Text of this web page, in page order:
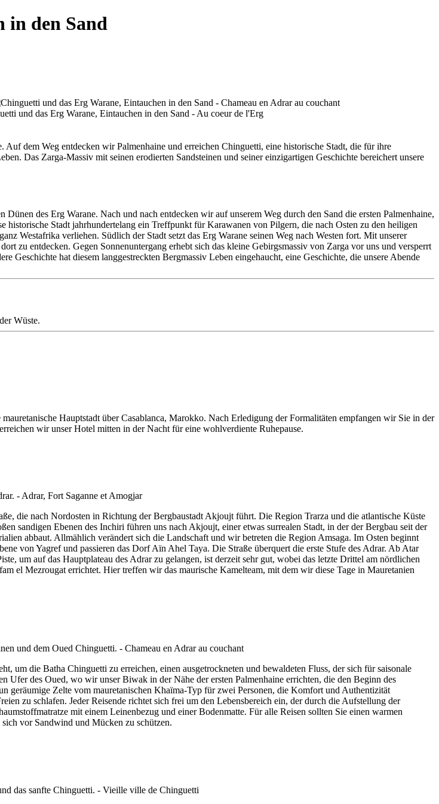
in den Sand
dem Weg entdecken wir Palmenhaine und erreichen Chinguetti, eine historische Stadt, die für ihre
Das Zarga-Massiv mit seinen erodierten Sandsteinen und seiner einzigartigen Geschichte bereichert unsere
des Erg Warane. Nach und nach entdecken wir auf unserem Weg durch den Sand die ersten Palmenhaine,
Stadt jahrhundertelang ein Treffpunkt für Karawanen von Pilgern, die nach Osten zu den heiligen
Westafrika verliehen. Südlich der Stadt setzt das Erg Warane seinen Weg nach Westen fort. Mit unserer
zu entdecken. Gegen Sonnenuntergang erhebt sich das kleine Gebirgsmassiv von Zarga vor uns und versperrt
Geschichte hat diesem langgestreckten Bergmassiv Leben eingehaucht, eine Geschichte, die unsere Abende
Wüste.
Hauptstadt über Casablanca, Marokko. Nach Erledigung der Formalitäten empfangen wir Sie in der
wir unser Hotel mitten in der Nacht für eine wohlverdiente Ruhepause.
die nach Nordosten in Richtung der Bergbaustadt Akjoujt führt. Die Region Trarza und die atlantische Küste
sandigen Ebenen des Inchiri führen uns nach Akjoujt, einer etwas surrealen Stadt, in der der Bergbau seit der
abbaut. Allmählich verändert sich die Landschaft und wir betreten die Region Amsaga. Im Osten beginnt
von Yagref und passieren das Dorf Aïn Ahel Taya. Die Straße überquert die erste Stufe des Adrar. Ab Atar
um auf das Hauptplateau des Adrar zu gelangen, ist derzeit sehr gut, wobei das letzte Drittel am nördlichen
el Mezrougat errichtet. Hier treffen wir das maurische Kamelteam, mit dem wir diese Tage in Mauretanien
um die Batha Chinguetti zu erreichen, einen ausgetrockneten und bewaldeten Fluss, der sich für saisonale
Ufer des Oued, wo wir unser Biwak in der Nähe der ersten Palmenhaine errichten, die den Beginn des
geräumige Zelte vom mauretanischen Khaïma-Typ für zwei Personen, die Komfort und Authentizität
zu schlafen. Jeder Reisende richtet sich frei um den Lebensbereich ein, der durch die Aufstellung der
mit einem Leinenbezug und einer Bodenmatte. Für alle Reisen sollten Sie einen warmen
vor Sandwind und Mücken zu schützen.